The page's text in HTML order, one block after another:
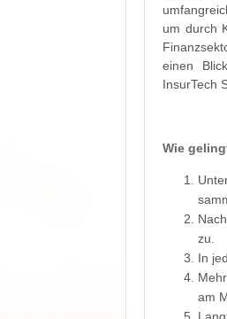
um durch
einen
InsurTech
Wie
zu.
In
am